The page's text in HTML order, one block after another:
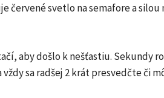
červené svetlo na semafore a
aby došlo k nešťastiu. Sekundy
sa radšej 2 krát presvedčte či